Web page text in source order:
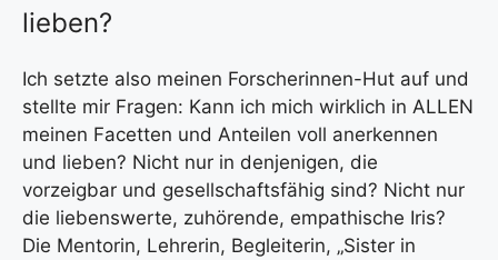
lieben?
Ich setzte also meinen Forscherinnen-Hut auf und
stellte mir Fragen: Kann ich mich wirklich in ALLEN
meinen Facetten und Anteilen voll anerkennen
und lieben? Nicht nur in denjenigen, die
vorzeigbar und gesellschaftsfähig sind? Nicht nur
die liebenswerte, zuhörende, empathische Iris?
Die Mentorin, Lehrerin, Begleiterin, „Sister in